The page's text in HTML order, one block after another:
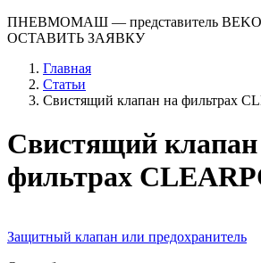
ПНЕВМОМАШ — представитель
ОСТАВИТЬ ЗАЯВКУ
Главная
Статьи
Свистящий клапан на фильтрах
Свистящий
фильтрах
Защитный клапан или предохранитель